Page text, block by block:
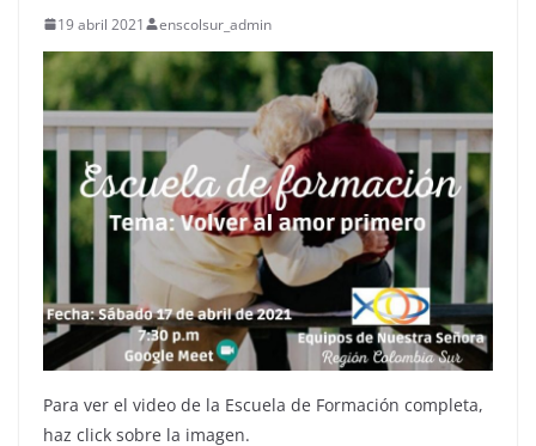
19 abril 2021 enscolsur_admin
Para ver el video de la Escuela de Formación completa,
haz click sobre la imagen.